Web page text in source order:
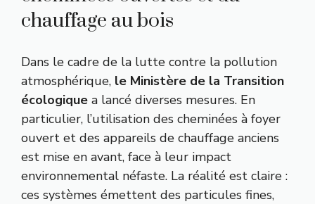
chauffage au bois
Dans le cadre de la lutte contre la pollution
atmosphérique, le Ministère de la Transition
écologique a lancé diverses mesures. En
particulier, l’utilisation des cheminées à foyer
ouvert et des appareils de chauffage anciens
est mise en avant, face à leur impact
environnemental néfaste. La réalité est claire :
ces systèmes émettent des particules fines,